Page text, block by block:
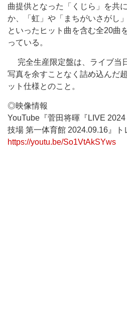
曲提供となった「くじら」を共
か、「虹」や「まちがいさがし
といったヒット曲を含む全20曲
っている。
完全生産限定盤は、ライブ当
写真を余すことなく詰め込んだ
ット仕様とのこと。
◎映像情報
YouTube『菅田将暉『LIVE 2024
技場 第一体育館 2024.09.16』ト
https://youtu.be/So1VtAkSYws